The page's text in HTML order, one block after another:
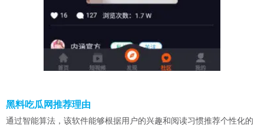
黑料吃瓜网推荐理由
通过智能算法，该软件能够根据用户的兴趣和阅读习惯推荐个性化的